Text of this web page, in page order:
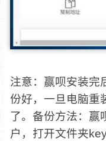
注意：赢呗安装完
份好，一旦电脑重
了。备份方法：赢
户，打开文件夹